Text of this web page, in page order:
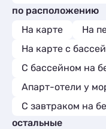
по расположению
На карте
На
На карте с
С бассейном на
Апарт-отели у
С завтраком на
остальные